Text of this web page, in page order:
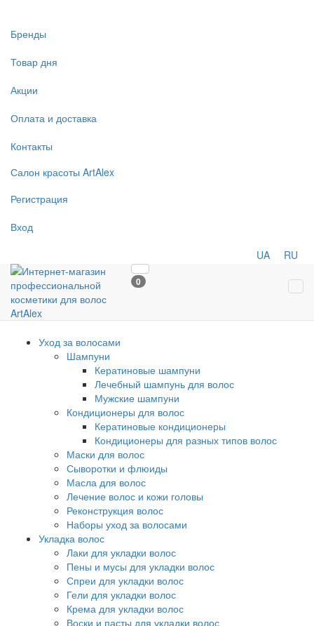
Бренды
Товар дня
Акции
Оплата и доставка
Контакты
Салон красоты ArtAlex
Регистрация
Вход
UA RU
0
Уход за волосами
Шампуни
Кератиновые шампуни
Лечебный шампунь для волос
Мужские шампуни
Кондиционеры для волос
Кератиновые кондиционеры
Кондиционеры для разных типов волос
Маски для волос
Сыворотки и флюиды
Масла для волос
Лечение волос и кожи головы
Реконструкция волос
Наборы уход за волосами
Укладка волос
Лаки для укладки волос
Пены и мусы для укладки волос
Спреи для укладки волос
Гели для укладки волос
Крема для укладки волос
Воски и пасты для укладки волос